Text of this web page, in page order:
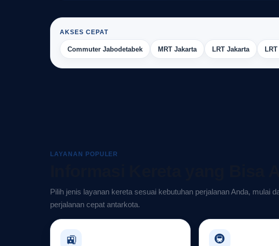
AKSES CEPAT
Commuter Jabodetabek MRT Jakarta LRT Jakarta
LAYANAN POPULER
Pilih jenis layanan kereta sesuai kebutuhan perjalanan Anda, mulai
perjalanan cepat antarkota.
🚉 🚇